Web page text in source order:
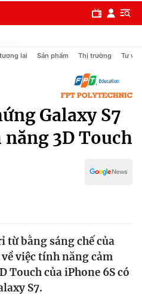
lai Sản phẩm Thị trường Tư vấn
Galaxy S7
3D Touch
bằng sáng chế của
việc tính năng cảm
Touch của iPhone 6S có
S7.